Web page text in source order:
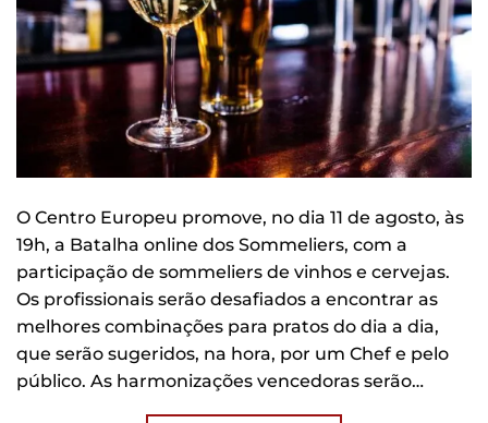
O Centro Europeu promove, no dia 11 de agosto, às
19h, a Batalha online dos Sommeliers, com a
participação de sommeliers de vinhos e cervejas.
Os profissionais serão desafiados a encontrar as
melhores combinações para pratos do dia a dia,
que serão sugeridos, na hora, por um Chef e pelo
público. As harmonizações vencedoras serão…